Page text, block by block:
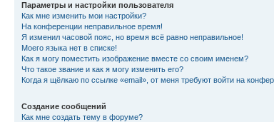
Параметры и настройки пользователя
Как мне изменить мои настройки?
На конференции неправильное время!
Я изменил часовой пояс, но время всё равно неправильное!
Моего языка нет в списке!
Как я могу поместить изображение вместе со своим именем?
Что такое звание и как я могу изменить его?
Когда я щёлкаю по ссылке «email», от меня требуют войти на
Создание сообщений
Как мне создать тему в форуме?